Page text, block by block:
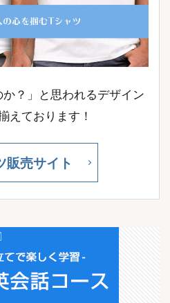
か？」と思われるデザイン
えております！
販売サイト